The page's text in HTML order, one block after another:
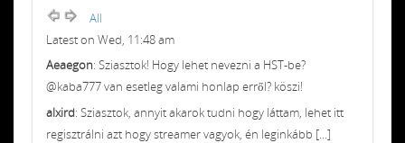
All
Latest on Wed, 11:48 am
Aeaegon: Sziasztok! Hogy lehet nevezni a HST-be?
@kaba777 van esetleg valami honlap erről? köszi!
alxird: Sziasztok, annyit akarok tudni hogy láttam, lehet itt
regisztrálni azt hogy streamer vagyok, én leginkább [...]